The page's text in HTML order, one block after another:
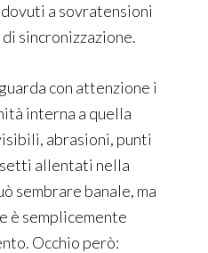
a sovratensioni
sincronizzazione.
con attenzione i
interna a quella
abrasioni, punti
allentati nella
sembrare banale, ma
è semplicemente
Occhio però: